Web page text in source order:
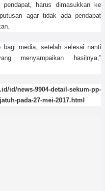
harus dimasukkan ke
agar tidak ada pendapat
bagi media, setelah selesai nanti
menyampaikan hasilnya,”
id/news-9904-detail-sekum-pp-
pada-27-mei-2017.html